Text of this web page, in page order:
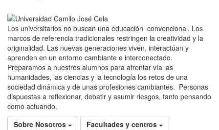
Los universitarios no buscan una educación convencional. Los
marcos de referencia tradicionales restringen la creatividad y la
originalidad. Las nuevas generaciones viven, interactúan y
aprenden en un entorno cambiante e interconectado.
Preparamos a nuestros alumnos para afrontar vía las
humanidades, las ciencias y la tecnología los retos de una
sociedad dinámica y de unas profesiones cambiantes. Personas
dispuestas a reflexionar, debatir y asumir riesgos, tanto pensando
como actuando.
Sobre Nosotros
Facultades y centros